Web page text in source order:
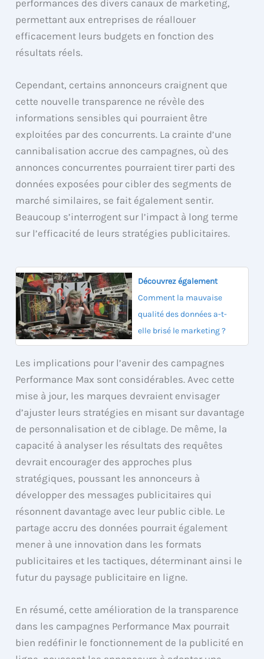
performances des divers canaux de marketing,
permettant aux entreprises de réallouer
efficacement leurs budgets en fonction des
résultats réels.
Cependant, certains annonceurs craignent que
cette nouvelle transparence ne révèle des
informations sensibles qui pourraient être
exploitées par des concurrents. La crainte d’une
cannibalisation accrue des campagnes, où des
annonces concurrentes pourraient tirer parti des
données exposées pour cibler des segments de
marché similaires, se fait également sentir.
Beaucoup s’interrogent sur l’impact à long terme
sur l’efficacité de leurs stratégies publicitaires.
Découvrez également
Comment la mauvaise
qualité des données a-t-
elle brisé le marketing ?
Les implications pour l’avenir des campagnes
Performance Max sont considérables. Avec cette
mise à jour, les marques devraient envisager
d’ajuster leurs stratégies en misant sur davantage
de personnalisation et de ciblage. De même, la
capacité à analyser les résultats des requêtes
devrait encourager des approches plus
stratégiques, poussant les annonceurs à
développer des messages publicitaires qui
résonnent davantage avec leur public cible. Le
partage accru des données pourrait également
mener à une innovation dans les formats
publicitaires et les tactiques, déterminant ainsi le
futur du paysage publicitaire en ligne.
En résumé, cette amélioration de la transparence
dans les campagnes Performance Max pourrait
bien redéfinir le fonctionnement de la publicité en